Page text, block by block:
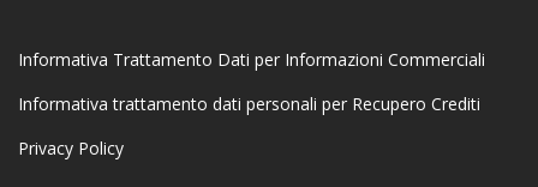
Informativa Trattamento Dati per Informazioni Commerciali
Informativa trattamento dati personali per Recupero Crediti
Privacy Policy